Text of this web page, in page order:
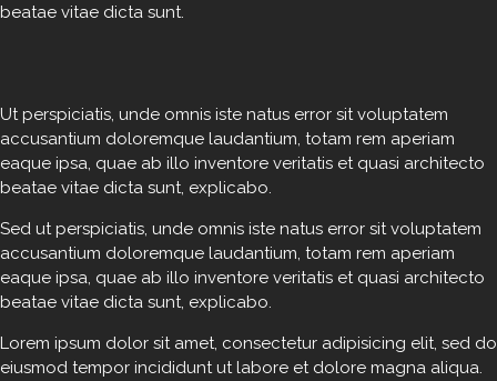
beatae vitae dicta sunt.
Ut perspiciatis, unde omnis iste natus error sit voluptatem
accusantium doloremque laudantium, totam rem aperiam
eaque ipsa, quae ab illo inventore veritatis et quasi architecto
beatae vitae dicta sunt, explicabo.
Sed ut perspiciatis, unde omnis iste natus error sit voluptatem
accusantium doloremque laudantium, totam rem aperiam
eaque ipsa, quae ab illo inventore veritatis et quasi architecto
beatae vitae dicta sunt, explicabo.
Lorem ipsum dolor sit amet, consectetur adipisicing elit, sed do
eiusmod tempor incididunt ut labore et dolore magna aliqua.